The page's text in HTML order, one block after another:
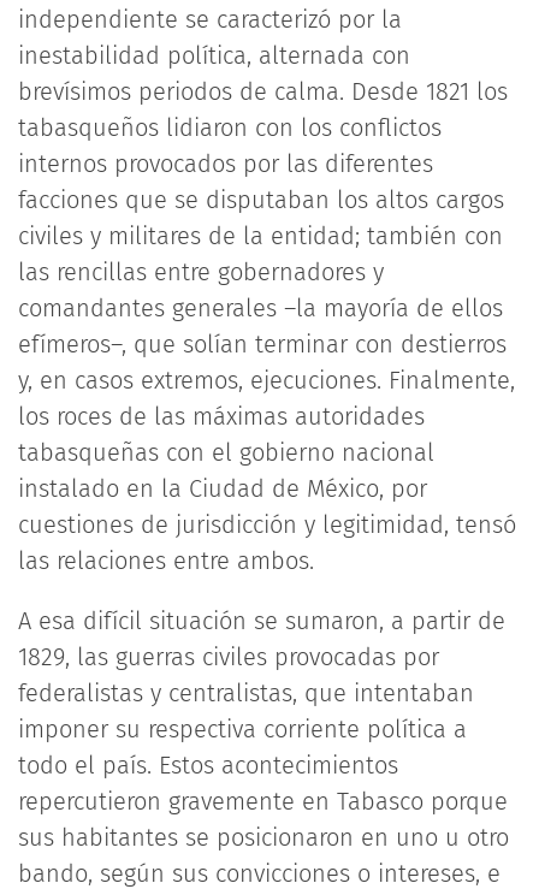
independiente se caracterizó por la
inestabilidad política, alternada con
brevísimos periodos de calma. Desde 1821 los
tabasqueños lidiaron con los conflictos
internos provocados por las diferentes
facciones que se disputaban los altos cargos
civiles y militares de la entidad; también con
las rencillas entre gobernadores y
comandantes generales –la mayoría de ellos
efímeros–, que solían terminar con destierros
y, en casos extremos, ejecuciones. Finalmente,
los roces de las máximas autoridades
tabasqueñas con el gobierno nacional
instalado en la Ciudad de México, por
cuestiones de jurisdicción y legitimidad, tensó
las relaciones entre ambos.
A esa difícil situación se sumaron, a partir de
1829, las guerras civiles provocadas por
federalistas y centralistas, que intentaban
imponer su respectiva corriente política a
todo el país. Estos acontecimientos
repercutieron gravemente en Tabasco porque
sus habitantes se posicionaron en uno u otro
bando, según sus convicciones o intereses, e